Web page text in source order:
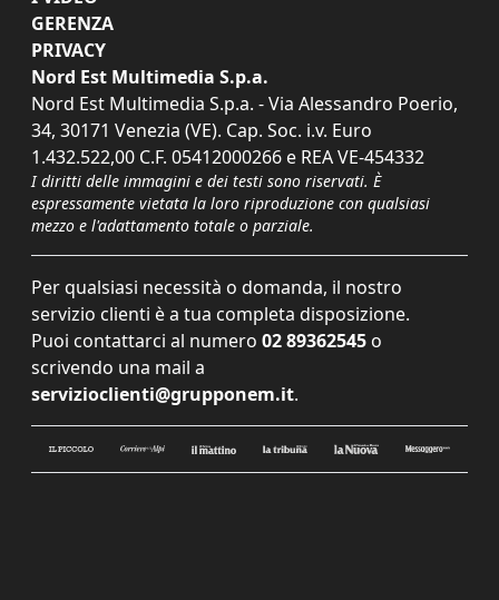
GERENZA
PRIVACY
Nord Est Multimedia S.p.a.
Nord Est Multimedia S.p.a. - Via Alessandro Poerio,
34, 30171 Venezia (VE). Cap. Soc. i.v. Euro
1.432.522,00 C.F. 05412000266 e REA VE-454332
I diritti delle immagini e dei testi sono riservati. È
espressamente vietata la loro riproduzione con qualsiasi
mezzo e l'adattamento totale o parziale.
Per qualsiasi necessità o domanda, il nostro
servizio clienti è a tua completa disposizione.
Puoi contattarci al numero 02 89362545 o
scrivendo una mail a
servizioclienti@grupponem.it.